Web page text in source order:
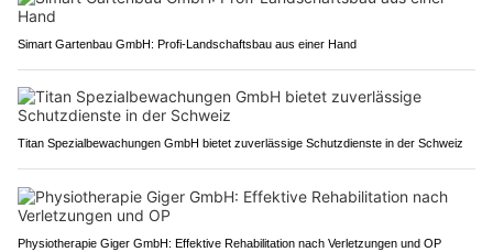
Simart Gartenbau GmbH: Profi-Landschaftsbau aus einer Hand
Titan Spezialbewachungen GmbH bietet zuverlässige Schutzdienste in der Schweiz
Physiotherapie Giger GmbH: Effektive Rehabilitation nach Verletzungen und OP